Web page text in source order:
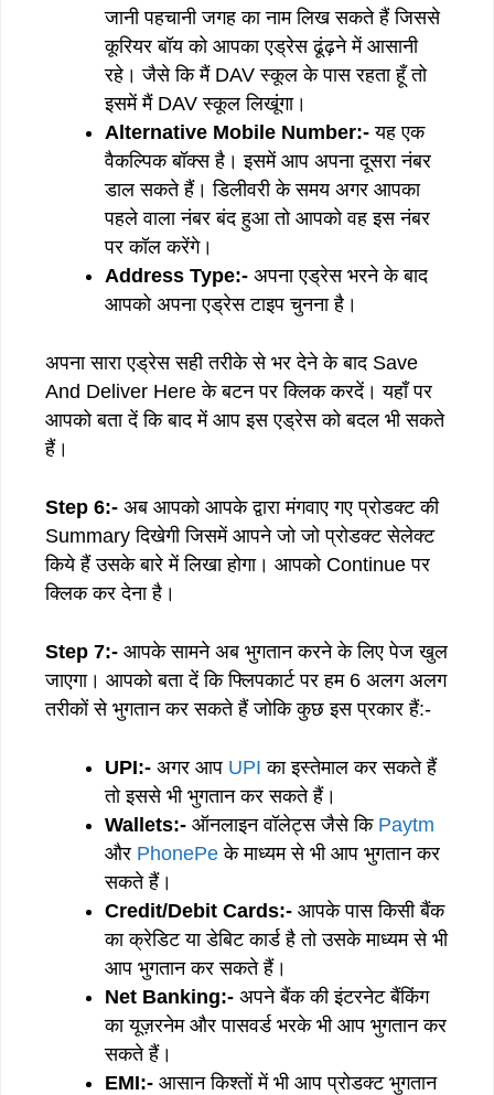
जानी पहचानी जगह का नाम लिख सकते हैं जिससे
कूरियर बॉय को आपका एड्रेस ढूंढ़ने में आसानी
रहे। जैसे कि मैं DAV स्कूल के पास रहता हूँ तो
इसमें मैं DAV स्कूल लिखूंगा।
Alternative Mobile Number:- यह एक
वैकल्पिक बॉक्स है। इसमें आप अपना दूसरा नंबर
डाल सकते हैं। डिलीवरी के समय अगर आपका
पहले वाला नंबर बंद हुआ तो आपको वह इस नंबर
पर कॉल करेंगे।
Address Type:- अपना एड्रेस भरने के बाद
आपको अपना एड्रेस टाइप चुनना है।
अपना सारा एड्रेस सही तरीके से भर देने के बाद Save
And Deliver Here के बटन पर क्लिक करदें। यहाँ पर
आपको बता दें कि बाद में आप इस एड्रेस को बदल भी सकते
हैं।
Step 6:- अब आपको आपके द्वारा मंगवाए गए प्रोडक्ट की
Summary दिखेगी जिसमें आपने जो जो प्रोडक्ट सेलेक्ट
किये हैं उसके बारे में लिखा होगा। आपको Continue पर
क्लिक कर देना है।
Step 7:- आपके सामने अब भुगतान करने के लिए पेज खुल
जाएगा। आपको बता दें कि फ्लिपकार्ट पर हम 6 अलग अलग
तरीकों से भुगतान कर सकते हैं जोकि कुछ इस प्रकार हैं:-
UPI:- अगर आप UPIका इस्तेमाल कर सकते हैं
तो इससे भी भुगतान कर सकते हैं।
Wallets:- ऑनलाइन वॉलेट्स जैसे कि Paytm
और PhonePe के माध्यम से भी आप भुगतान कर
सकते हैं।
Credit/Debit Cards:- आपके पास किसी बैंक
का क्रेडिट या डेबिट कार्ड है तो उसके माध्यम से भी
आप भुगतान कर सकते हैं।
Net Banking:- अपने बैंक की इंटरनेट बैंकिंग
का यूज़रनेम और पासवर्ड भरके भी आप भुगतान कर
सकते हैं।
EMI:- आसान किश्तों में भी आप प्रोडक्ट भुगतान